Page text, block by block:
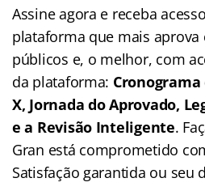
Assine agora e receba
plataforma que mais aprova
públicos e, o melhor, com
da plataforma: Cronograma
X, Jornada do Aprovado,
e a Revisão Inteligente.
Gran está comprometido
Satisfação garantida ou seu